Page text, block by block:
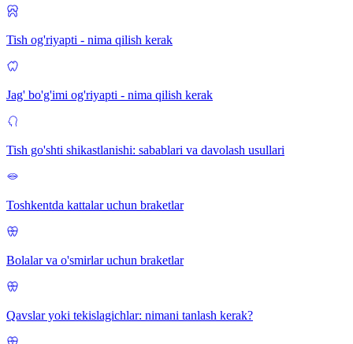
Tish og'riyapti - nima qilish kerak
Jag' bo'g'imi og'riyapti - nima qilish kerak
Tish go'shti shikastlanishi: sabablari va davolash usullari
Toshkentda kattalar uchun braketlar
Bolalar va o'smirlar uchun braketlar
Qavslar yoki tekislagichlar: nimani tanlash kerak?